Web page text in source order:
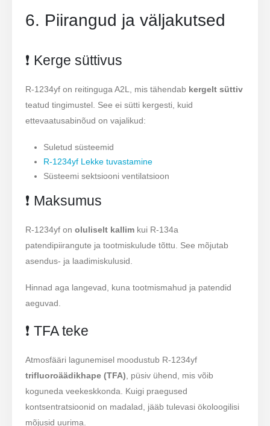
6. Piirangud ja väljakutsed
❗ Kerge süttivus
R-1234yf on reitinguga A2L, mis tähendab kergelt süttiv
teatud tingimustel. See ei sütti kergesti, kuid
ettevaatusabinõud on vajalikud:
Suletud süsteemid
R-1234yf Lekke tuvastamine
Süsteemi sektsiooni ventilatsioon
❗ Maksumus
R-1234yf onoluliselt kallim kui R-134a
patendipiirangute ja tootmiskulude tõttu. See mõjutab
asendus- ja laadimiskulusid.
Hinnad aga langevad, kuna tootmismahud ja patendid
aeguvad.
❗ TFA teke
Atmosfääri lagunemisel moodustub R-1234yf
trifluoroäädikhape (TFA) , püsiv ühend, mis võib
koguneda veekeskkonda. Kuigi praegused
kontsentratsioonid on madalad, jääb tulevasi ökoloogilisi
mõjusid uurima.